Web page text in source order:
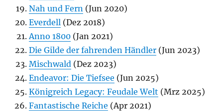
Nah und Fern (Jun 2020)
Everdell (Dez 2018)
Anno 1800 (Jan 2021)
Die Gilde der fahrenden Händler (Jun 2023)
Mischwald (Dez 2023)
Endeavor: Die Tiefsee (Jun 2025)
Königreich Legacy: Feudale Welt (Mrz 2025)
Fantastische Reiche (Apr 2021)